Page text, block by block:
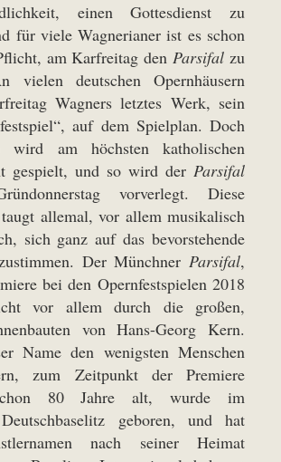
einen Gottesdienst zu
für viele Wagnerianer ist es schon
am Karfreitag denParsifal zu
vielen deutschen Opernhäusern
Wagners letztes Werk, sein
auf dem Spielplan. Doch
wird am höchsten katholischen
gespielt, und so wird der Parsifal
vorverlegt. Diese
allemal, vor allem musikalisch
sich ganz auf das bevorstehende
Der Münchner Parsifal,
bei den Opernfestspielen 2018
vor allem durch die großen,
von Hans-Georg Kern.
Name den wenigsten Menschen
zum Zeitpunkt der Premiere
80 Jahre alt, wurde im
Deutschbaselitz geboren, und hat
nach seiner Heimat